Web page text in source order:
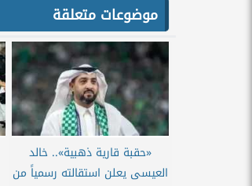
موضوعات متعلقة
«حقبة قارية ذهبية».. خالد
العيسى يعلن استقالته رسمياً من